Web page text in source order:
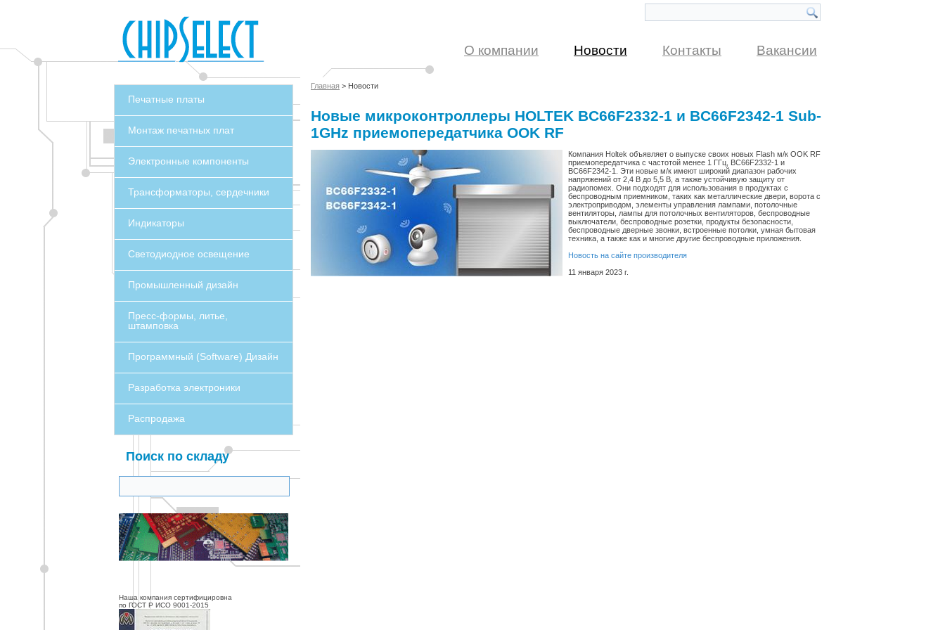
О компании Новости Контакты Вакансии
Печатные платы
Монтаж печатных плат
Электронные компоненты
Трансформаторы, сердечники
Индикаторы
Светодиодное освещение
Промышленный дизайн
Пресс-формы, литье,
штамповка
Программный (Software) Дизайн
Разработка электроники
Распродажа
Поиск по складу
Наша компания сертифицировна
по ГОСТ Р ИСО 9001-2015
Главная > Новости
Новые микроконтроллеры HOLTEK BC66F2332-1 и BC66F2342-1 Sub-
1GHz приемопередатчика OOK RF
Компания Holtek объявляет о выпуске своих новых Flash м/к OOK RF
приемопередатчика с частотой менее 1 ГГц, BC66F2332-1 и
BC66F2342-1. Эти новые м/к имеют широкий диапазон рабочих
напряжений от 2,4 В до 5,5 В, а также устойчивую защиту от
радиопомех. Они подходят для использования в продуктах с
беспроводным приемником, таких как металлические двери, ворота с
электроприводом, элементы управления лампами, потолочные
вентиляторы, лампы для потолочных вентиляторов, беспроводные
выключатели, беспроводные розетки, продукты безопасности,
беспроводные дверные звонки, встроенные потолки, умная бытовая
техника, а также как и многие другие беспроводные приложения.
Новость на сайте производителя
11 января 2023 г.